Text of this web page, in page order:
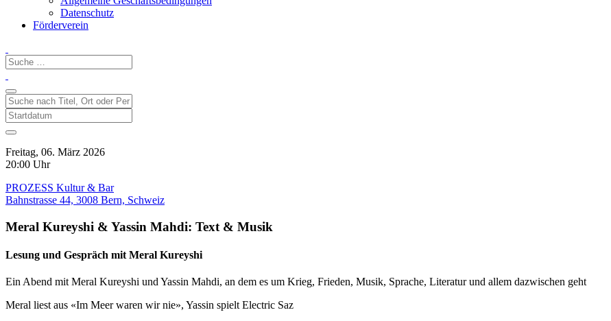
Datenschutz
Förderverein
Freitag, 06. März 2026
20:00 Uhr
PROZESS Kultur & Bar
Bahnstrasse 44, 3008 Bern, Schweiz
Meral Kureyshi & Yassin Mahdi: Text & Musik
Lesung und Gespräch mit Meral Kureyshi
Ein Abend mit Meral Kureyshi und Yassin Mahdi, an dem es um Krieg, Frieden, Musik, Sprache, Literatur und allem dazwischen geht
Meral liest aus «Im Meer waren wir nie», Yassin spielt Electric Saz